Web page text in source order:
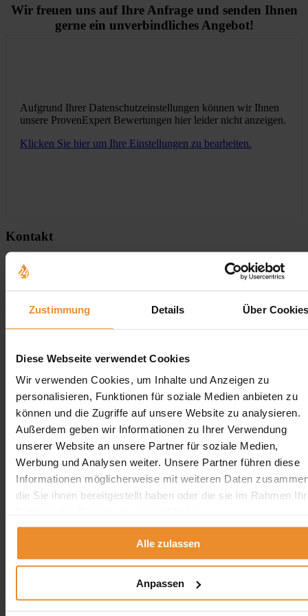
Zustimmung Details Über
Diese Webseite verwendet Cookies
Wir verwenden Cookies, um Inhalte und Anzeigen zu
personalisieren, Funktionen für soziale Medien anbieten zu
können und die Zugriffe auf unsere Website zu analysieren.
Außerdem geben wir Informationen zu Ihrer Verwendung
unserer Website an unsere Partner für soziale Medien,
Werbung und Analysen weiter. Unsere Partner führen diese
Informationen möglicherweise mit weiteren Daten
die Sie ihnen bereitgestellt haben oder die sie im Rahmen
Alle zulassen
Anpassen
Wir freuen uns auf Ihre Anfrage und senden Ihnen
gerne ein unverbindliches Angebot!
Aufgrund Ihrer Datenschutzeinstellungen können wir Ihnen
unsere ProvenExpert Bewertungen hier leider nicht anzeigen.
Klicken Sie hier um Ihre Einstellungen zu bearbeiten.
Kontakt
Wolfgang Schlösser, TOPO Tanktechnik GmbH
angebot@oeltank24.com
Impressum
Datenschutzerklärung
Cookie Einstellungen
Oeltank24.com
299Bewertungen auf ProvenExpert.com
Quicklinks
Leistungen
Kontakt
Unsere Partner